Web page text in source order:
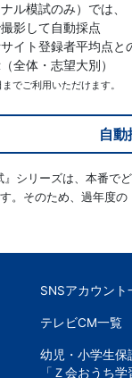
ル模試のみ）では
影して自動採点
イト登録者平均点と
全体・志望大別）
でご利用いただけます。
自
シリーズは、本番で
。そのため、過年度
SNSアカウント
テレビCM一覧
幼児・小学生保
「Ｚ会おうち学